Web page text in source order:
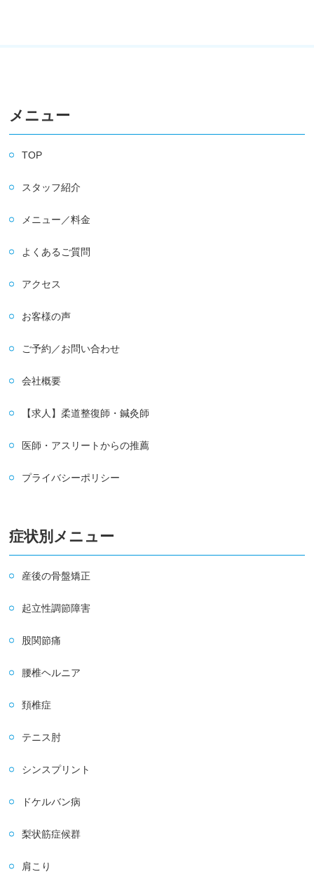
メニュー
TOP
スタッフ紹介
メニュー／料金
よくあるご質問
アクセス
お客様の声
ご予約／お問い合わせ
会社概要
【求人】柔道整復師・鍼灸師
医師・アスリートからの推薦
プライバシーポリシー
症状別メニュー
産後の骨盤矯正
起立性調節障害
股関節痛
腰椎ヘルニア
頚椎症
テニス肘
シンスプリント
ドケルバン病
梨状筋症候群
肩こり